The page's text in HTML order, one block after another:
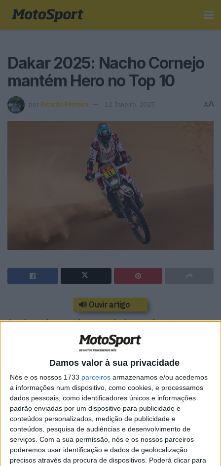
Damos valor à sua privacidade
Nós e os nossos 1733 parceiros armazenamos e/ou acedemos
a informações num dispositivo, como cookies, e processamos
dados pessoais, como identificadores únicos e informações
padrão enviadas por um dispositivo para publicidade e
conteúdos personalizados, medição de publicidade e
conteúdos, pesquisa de audiências e desenvolvimento de
serviços. Com a sua permissão, nós e os nossos parceiros
poderemos usar identificação e dados de geolocalização
precisos através da procura de dispositivos. Poderá clicar para
Dakar 2025: Nacho Cornejo
mantém Hero no Top 10
por Ricardo Ferreira 12 Janeiro, 2025 AA
🔊 Ouvir artigo
Continuando o seu desempenho impressionante na
edição deste ano do rali mais difícil do mundo, o piloto da
Hero, Nacho Cornejo, cruzou a linha de chegada hoje com
o 7º tempo mais rápido. Este resultado mantém a sua 8ª
posição na classificação geral.
Atualmente no seu décimo rali Dakar e na sua terceira
corrida com a Hero MotoSports, Nacho Cornejo está
pronto para liderar o ataque da equipa, impulsionando o
rali, especialmente após a infeliz saída dos seus
companheiros de equipa Sebastian Bühler e Ross Branch.
Parecendo estar na melhor forma, Cornejo está focado